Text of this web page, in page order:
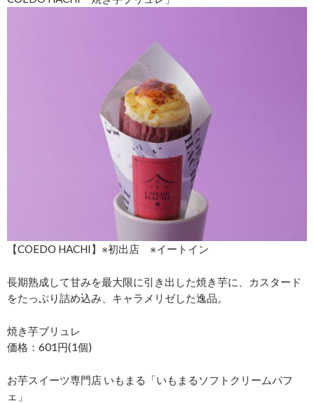
【COEDO HACHI】※初出店 ※イートイン
長期熟成して甘みを最大限に引き出した焼き芋に、カスタード
をたっぷり詰め込み、キャラメリゼした逸品。
焼き芋ブリュレ
価格：601円(1個)
お芋スイーツ専門店 いもまる「いもまるソフトクリームパフ
ェ」